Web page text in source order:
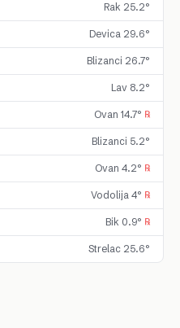
Rak 25.2°
Devica 29.6°
Blizanci 26.7°
Lav 8.2°
Ovan 14.7° ℞
Blizanci 5.2°
Ovan 4.2° ℞
Vodolija 4° ℞
Bik 0.9° ℞
Strelac 25.6°